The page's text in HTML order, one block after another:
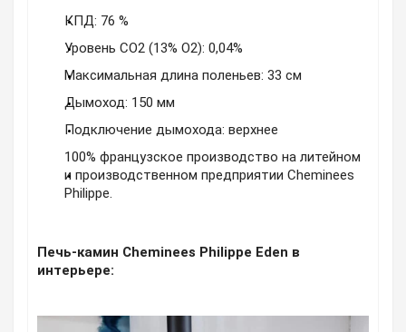
КПД: 76 %
Уровень CO2 (13% O2): 0,04%
Максимальная длина поленьев: 33 см
Дымоход: 150 мм
Подключение дымохода: верхнее
100% французское производство на литейном
и производственном предприятии Cheminees
Philippe.
Печь-камин Cheminees Philippe Eden в
интерьере: